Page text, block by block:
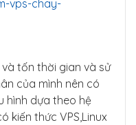
vps-chay-
tốn thời gian và sử
của mình nên có
hình dựa theo hệ
kiến thức VPS,Linux